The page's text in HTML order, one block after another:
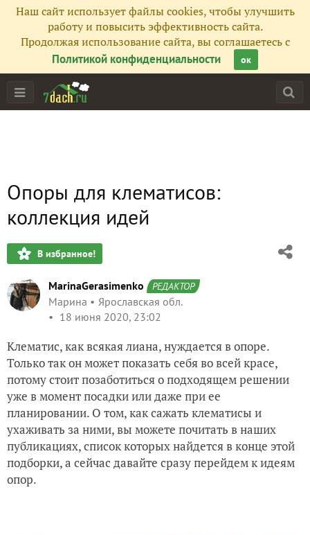
Наш сайт использует файлы cookies, чтобы улучшить
работу и повысить эффективность сайта.
Продолжая использование сайта, вы соглашаетесь с
Политикой конфиденциальности
ок
Опоры для клематисов:
коллекция идей
В избранное!
MarinaGerasimenko РЕДАКТОР
Марина
Ярославская обл.
18 июня 2020, 23:02
Клематис, как всякая лиана, нуждается в опоре.
Только так он может показать себя во всей красе,
потому стоит позаботиться о подходящем решении
уже в момент посадки или даже при ее
планировании. О том, как сажать клематисы и
ухаживать за ними, вы можете почитать в наших
публикациях, список которых найдется в конце этой
подборки, а сейчас давайте сразу перейдем к идеям
опор.